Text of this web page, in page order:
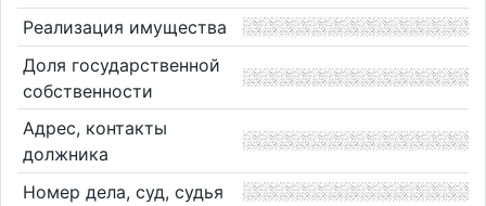
Реализация имущества
Доля государственной
собственности
Адрес, контакты
должника
Номер дела, суд, судья